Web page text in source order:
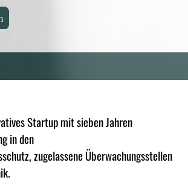
Startup mit sieben Jahren
in den
zugelassene Überwachungsstellen